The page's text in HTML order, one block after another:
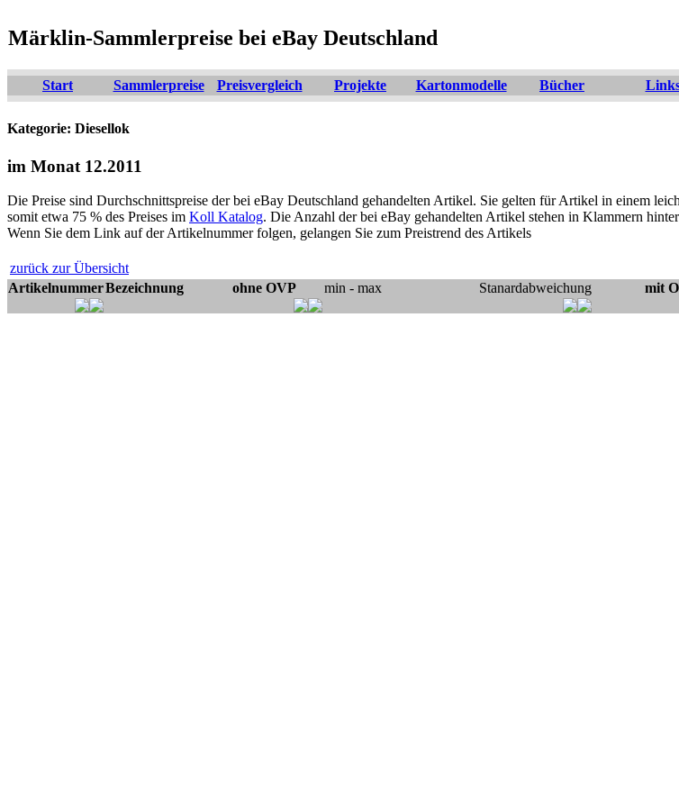
Märklin-Sammlerpreise bei eBay Deutschland
Start Sammlerpreise Preisvergleich Projekte Kartonmodelle Bücher
Kategorie: Diesellok
im Monat 12.2011
Die Preise sind Durchschnittspreise der bei eBay Deutschland gehandelten Artikel. Sie gelten für Artikel in einem
somit etwa 75 % des Preises im Koll Katalog. Die Anzahl der bei eBay gehandelten Artikel stehen in Klammern hinter
Wenn Sie dem Link auf der Artikelnummer folgen, gelangen Sie zum Preistrend des Artikels
zurück zur Übersicht
ArtikelnummerBezeichnung ohne OVP min - max Stanardabweichung mit